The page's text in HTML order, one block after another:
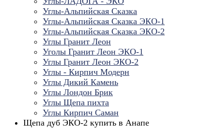
Углы-Альпийская Сказка
Углы-Альпийская Сказка ЭКО-1
Углы-Альпийская Сказка ЭКО-2
Углы Гранит Леон
Уголы Гранит Леон ЭКО-1
Углы Гранит Леон ЭКО-2
Углы - Кирпич Модерн
Углы Дикий Камень
Углы Лондон Брик
Углы Щепа пихта
Углы Кирпич Саман
Щепа дуб ЭКО-2 купить в Анапе